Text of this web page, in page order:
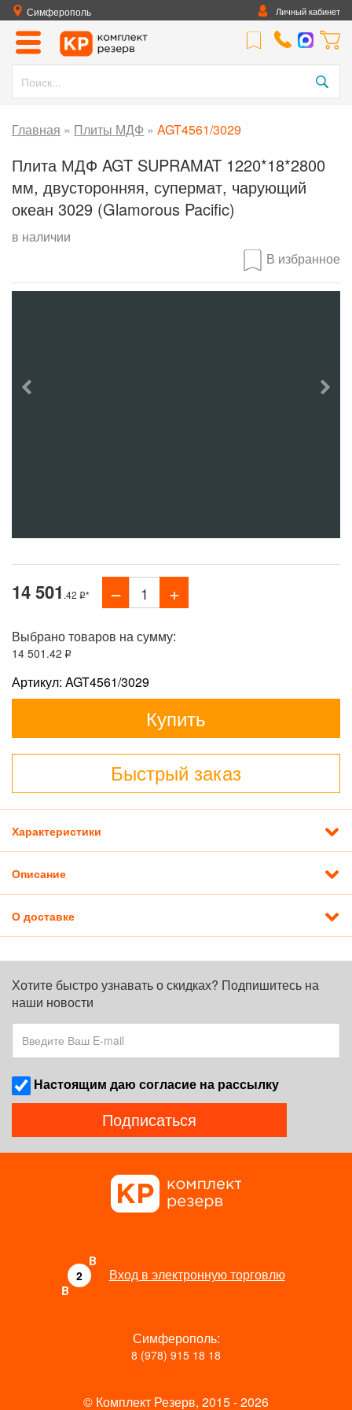
Симферополь Личный кабинет
Главная » Плиты МДФ » AGT4561/3029
Плита МДФ AGT SUPRAMAT 1220*18*2800
мм, двусторонняя, супермат, чарующий
океан 3029 (Glamorous Pacific)
в наличии
В избранное
14 501 .42 *
Выбрано товаров на сумму:
14 501 .42
Артикул: AGT4561/3029
Купить
Быстрый заказ
Характеристики
Описание
О доставке
Хотите быстро узнавать о скидках? Подпишитесь на
наши новости
Наcтоящим даю согласие на рассылку
Подписаться
B
2
B
Вход в электронную торговлю
Симферополь:
8 (978) 915 18 18
© Комплект Резерв, 2015 - 2026